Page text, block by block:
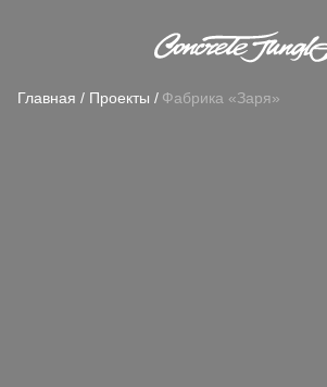
Фабрика «Заря»
Проекты /
Главная /